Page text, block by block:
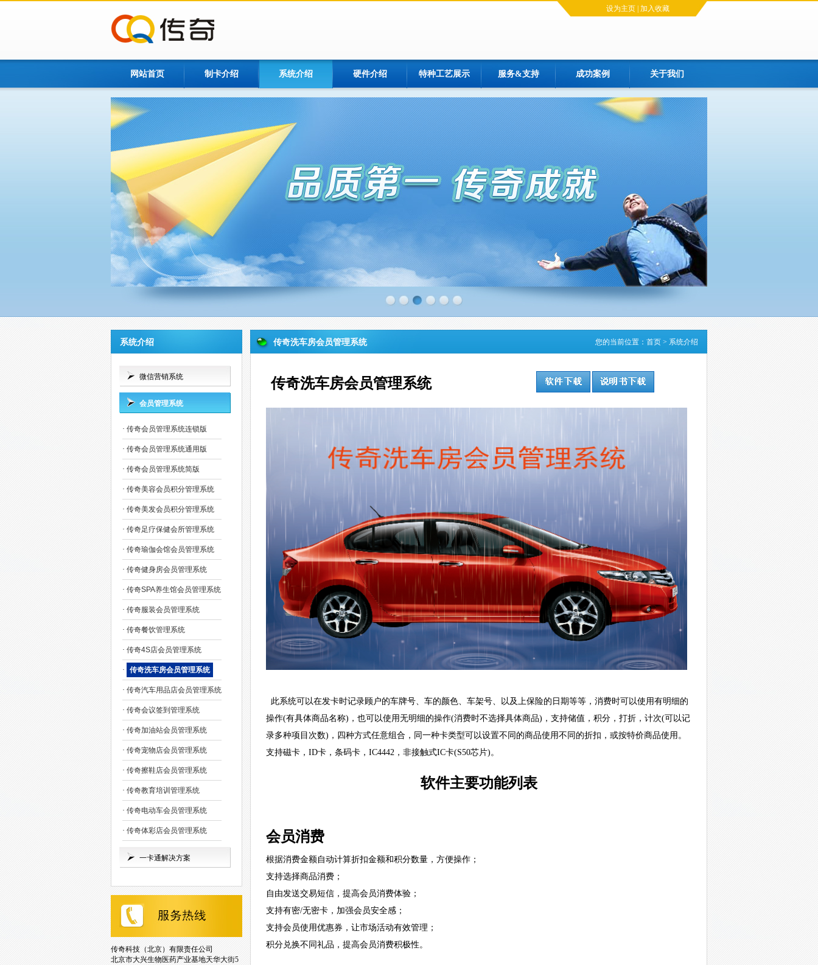
设为主页 加入收藏
网站首页 制卡介绍 系统介绍 硬件介绍 特种工艺展示 服务&支持 成功案例 关于我们
系统介绍
微信营销系统
会员管理系统
· 传奇会员管理系统连锁版
· 传奇会员管理系统通用版
· 传奇会员管理系统简版
· 传奇美容会员积分管理系统
· 传奇美发会员积分管理系统
· 传奇足疗保健会所管理系统
· 传奇瑜伽会馆会员管理系统
· 传奇健身房会员管理系统
· 传奇SPA养生馆会员管理系统
· 传奇服装会员管理系统
· 传奇餐饮管理系统
· 传奇4S店会员管理系统
· 传奇洗车房会员管理系统
· 传奇汽车用品店会员管理系统
· 传奇会议签到管理系统
· 传奇加油站会员管理系统
· 传奇宠物店会员管理系统
· 传奇擦鞋店会员管理系统
· 传奇教育培训管理系统
· 传奇电动车会员管理系统
· 传奇体彩店会员管理系统
一卡通解决方案
传奇科技（北京）有限责任公司
北京市大兴生物医药产业基地天华大街5
传奇洗车房会员管理系统 您的当前位置： 首页 > 系统介绍
传奇洗车房会员管理系统
此系统可以在发卡时记录顾户的车牌号、车的颜色、车架号、以及上保险的日期等等，消费时可以使用有明细的
操作(有具体商品名称)，也可以使用无明细的操作(消费时不选择具体商品)，支持储值，积分，打折，计次(可以记
录多种项目次数)，四种方式任意组合，同一种卡类型可以设置不同的商品使用不同的折扣，或按特价商品使用。
支持磁卡，ID卡，条码卡，IC4442，非接触式IC卡(S50芯片)。
软件主要功能列表
会员消费
根据消费金额自动计算折扣金额和积分数量，方便操作；
支持选择商品消费；
自由发送交易短信，提高会员消费体验；
支持有密/无密卡，加强会员安全感；
支持会员使用优惠券，让市场活动有效管理；
积分兑换不同礼品，提高会员消费积极性。